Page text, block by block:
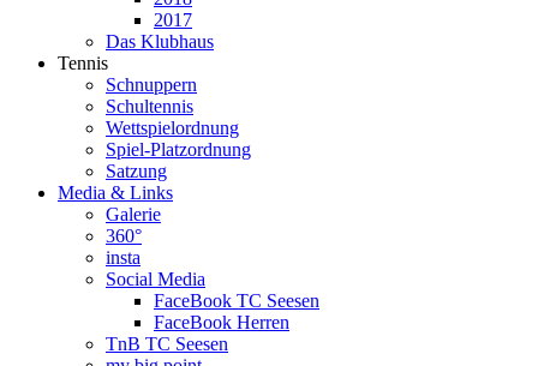
2017
Das Klubhaus
Tennis
Schnuppern
Schultennis
Wettspielordnung
Spiel-Platzordnung
Satzung
Media & Links
Galerie
360°
insta
Social Media
FaceBook TC Seesen
FaceBook Herren
TnB TC Seesen